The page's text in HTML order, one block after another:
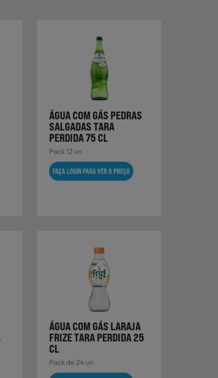
ÁGUA COM GÁS PEDRAS
SALGADAS TARA
PERDIDA 75 CL
Pack 12 un
FAÇA LOGIN PARA VER O PREÇO
ÁGUA COM GÁS LARAJA
FRIZE TARA PERDIDA 25
CL
Pack de 24 un